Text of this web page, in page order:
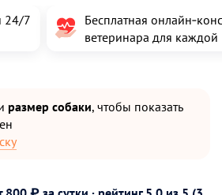
24/7
Бесплатная
ветеринара для
размер собаки, чтобы показать